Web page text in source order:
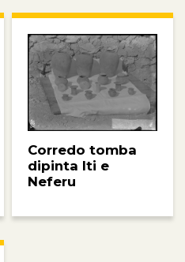
Corredo tomba
dipinta Iti e
Neferu